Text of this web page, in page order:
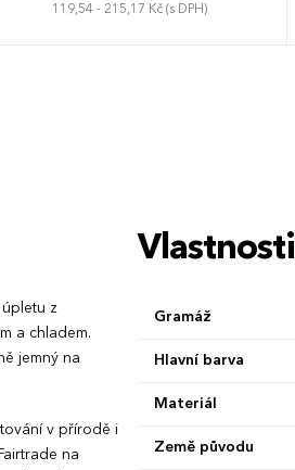
119,54 - 215,17 Kč (s DPH)
z
a chladem.
jemný na
v přírodě i
na
Vlastnosti
Gramáž
Hlavní barva
Materiál
Země původu